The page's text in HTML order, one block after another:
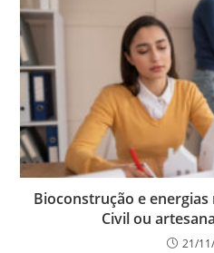
Bioconstrução e
Civil ou
21/